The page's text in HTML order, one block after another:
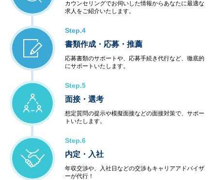
カウンセリングでお伺いした情報からあなたに最適な
求人をご紹介いたします。
Step.4
書類作成・応募・推薦
応募書類のサポートや、応募手続き代行など、徹底的
にサポートいたします。
Step.5
面接・選考
想定質問の提示や模擬面接などの面接対策で、サポー
トいたします。
Step.6
内定・入社
年収交渉や、入社日などの交渉もキャリアアドバイザ
ーが代行！